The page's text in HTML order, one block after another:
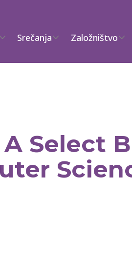
Srečanja Založništvo
Select